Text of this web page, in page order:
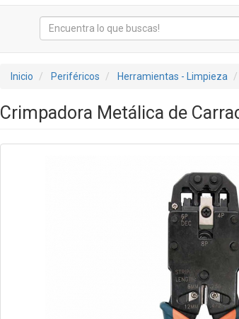
Inicio Periféricos Herramientas - Limpieza
Crimpadora Metálica de